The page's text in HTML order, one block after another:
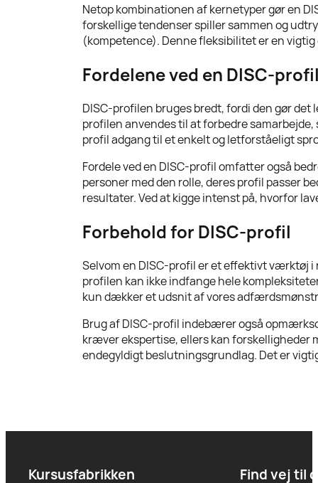
Netop kombinationen af kernetyper gør en
forskellige tendenser spiller sammen og
(kompetence). Denne fleksibilitet er en
Fordelene ved en DISC-
DISC-profilen bruges bredt, fordi den gør
profilen anvendes til at forbedre
profil adgang til et enkelt og letforståeligt
Fordele ved en DISC-profil omfatter også
personer med den rolle, deres profil passer
resultater. Ved at kigge intenst på, hvorfor
Forbehold for DISC-profil
Selvom en DISC-profil er et effektivt værktøj
profilen kan ikke indfange hele
kun dækker et udsnit af vores
Brug af DISC-profil indebærer også
kræver ekspertise, ellers kan forskelligheder
endegyldigt beslutningsgrundlag. Det er
Kursusfabrikken Find vej til